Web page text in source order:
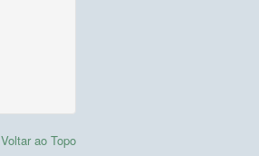
Voltar ao Topo